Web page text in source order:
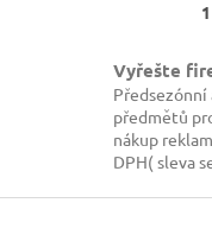
1
Vyřešte
Předsezónní
předmětů
nákup
DPH( sleva